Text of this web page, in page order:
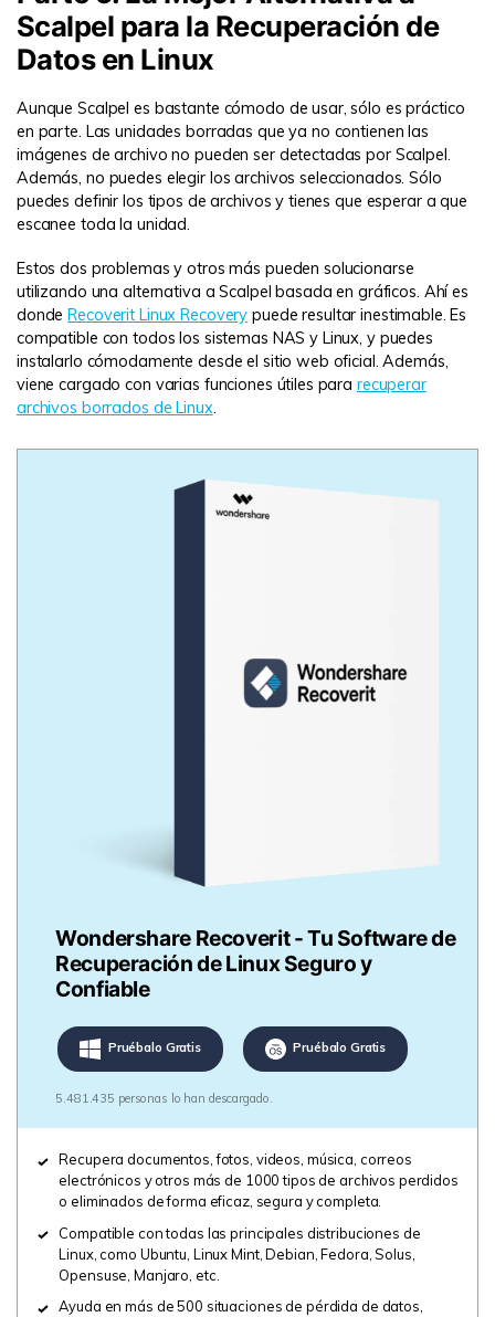
Scalpel para la Recuperación de
Datos en Linux
Aunque Scalpel es bastante cómodo de usar, sólo es práctico
en parte. Las unidades borradas que ya no contienen las
imágenes de archivo no pueden ser detectadas por Scalpel.
Además, no puedes elegir los archivos seleccionados. Sólo
puedes definir los tipos de archivos y tienes que esperar a que
escanee toda la unidad.
Estos dos problemas y otros más pueden solucionarse
utilizando una alternativa a Scalpel basada en gráficos. Ahí es
donde Recoverit Linux Recovery puede resultar inestimable. Es
compatible con todos los sistemas NAS y Linux, y puedes
instalarlo cómodamente desde el sitio web oficial. Además,
viene cargado con varias funciones útiles para recuperar
archivos borrados de Linux.
Wondershare Recoverit - Tu Software de
Recuperación de Linux Seguro y
Confiable
Pruébalo Gratis Pruébalo Gratis
5.481.435 personas lo han descargado.
Recupera documentos, fotos, videos, música, correos
electrónicos y otros más de 1000 tipos de archivos perdidos
o eliminados de forma eficaz, segura y completa.
Compatible con todas las principales distribuciones de
Linux, como Ubuntu, Linux Mint, Debian, Fedora, Solus,
Opensuse, Manjaro, etc.
Ayuda en más de 500 situaciones de pérdida de datos,